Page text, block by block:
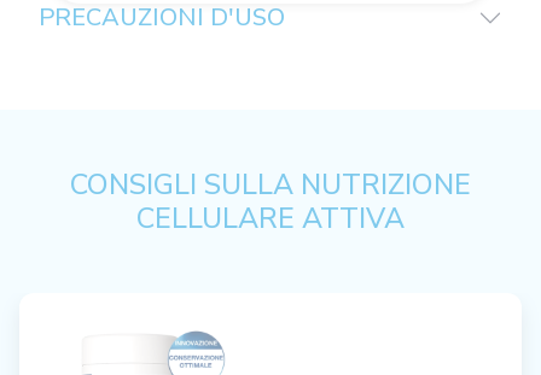
PRECAUZIONI D'USO
CONSIGLI SULLA NUTRIZIONE
CELLULARE ATTIVA